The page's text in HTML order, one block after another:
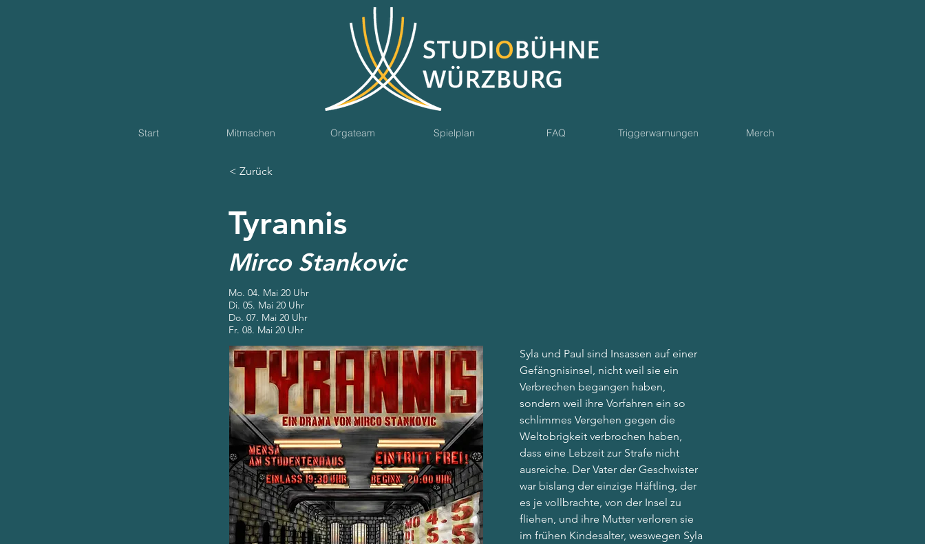
Start Mitmachen Orgateam Spielplan FAQ Triggerwarnungen Merch
< Zurück
Tyrannis
Mirco Stankovic
Mo. 04. Mai 20 Uhr
Di. 05. Mai 20 Uhr
Do. 07. Mai 20 Uhr
Fr. 08. Mai 20 Uhr
Syla und Paul sind Insassen auf einer
Gefängnisinsel, nicht weil sie ein
Verbrechen begangen haben,
sondern weil ihre Vorfahren ein so
schlimmes Vergehen gegen die
Weltobrigkeit verbrochen haben,
dass eine Lebzeit zur Strafe nicht
ausreiche. Der Vater der Geschwister
war bislang der einzige Häftling, der
es je vollbrachte, von der Insel zu
fliehen, und ihre Mutter verloren sie
im frühen Kindesalter, weswegen Syla